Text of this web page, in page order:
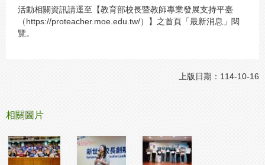
活動相關資訊請逕至【教育部校長暨教師專業發展支持平臺
（https://proteacher.moe.edu.tw/）】之首頁「最新消息」閱
覽。
上版日期：114-10-16
相關圖片